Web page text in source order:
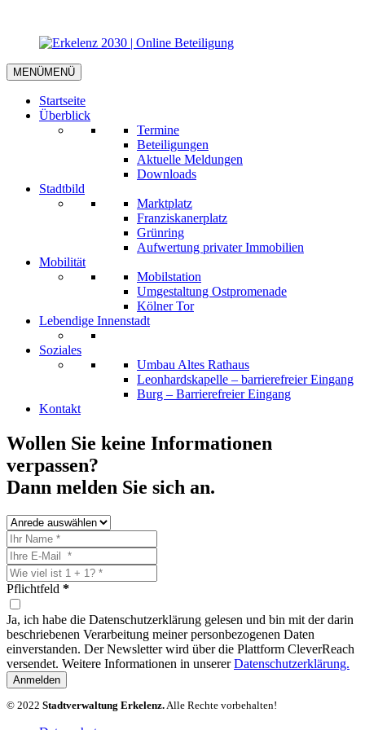
MENÜMENÜ
Startseite
Überblick
Termine
Beteiligungen
Aktuelle Meldungen
Downloads
Stadtbild
Marktplatz
Franziskanerplatz
Grünring
Aufwertung privater Immobilien
Mobilität
Mobilstation
Umgestaltung Ostpromenade
Kölner Tor
Lebendige Innenstadt
Soziales
Umbau Altes Rathaus
Leonhardskapelle – barrierefreier Eingang
Burg – Barrierefreier Eingang
Kontakt
Wollen Sie keine Informationen
verpassen?
Dann melden Sie sich an.
Pflichtfeld *
Ja, ich habe die Datenschutzerklärung gelesen und bin mit der darin
beschriebenen Verarbeitung meiner personbezogenen Daten
einverstanden. Der Newsletter wird über die Plattform CleverReach
versendet. Weitere Informationen in unsererDatenschutzerklärung.
Anmelden
© 2022 Stadtverwaltung Erkelenz.Alle Rechte vorbehalten!